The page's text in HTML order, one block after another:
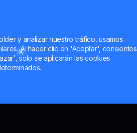
y analizar nuestro tráfico, usamos
Al hacer clic en 'Aceptar', consientes
solo se aplicarán las cookies